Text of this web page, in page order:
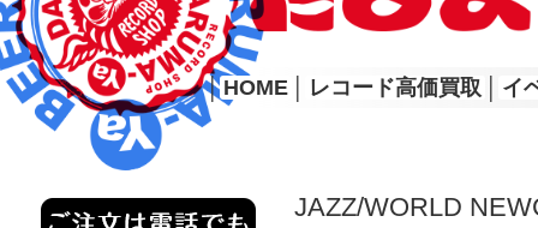
│ HOME レコード高価買取 イ
JAZZ/WORLD